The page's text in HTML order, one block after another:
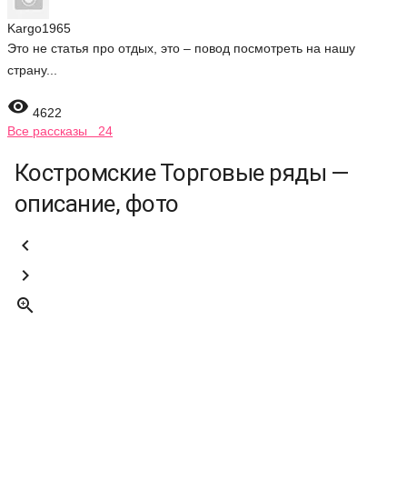
Kargo1965
Это не статья про отдых, это – повод посмотреть на нашу
страну...
 4622
Все рассказы 24
Костромские Торговые ряды —
описание, фото


